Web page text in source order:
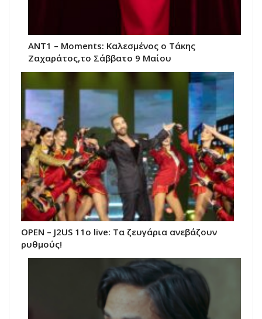
ANT1 – Moments: Καλεσμένος ο Τάκης
Ζαχαράτος,το Σάββατο 9 Μαίου
ΟΡΕΝ – J2US 11ο live: Tα ζευγάρια ανεβάζουν
ρυθμούς!